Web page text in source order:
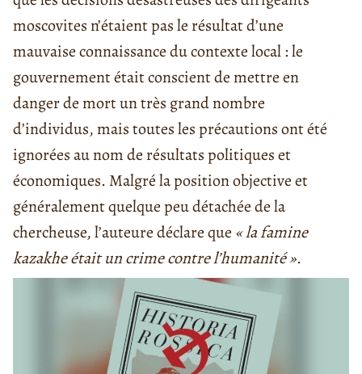
moscovites n’étaient pas le résultat d’une
mauvaise connaissance du contexte local : le
gouvernement était conscient de mettre en
danger de mort un très grand nombre
d’individus, mais toutes les précautions ont été
ignorées au nom de résultats politiques et
économiques. Malgré la position objective et
généralement quelque peu détachée de la
chercheuse, l’auteure déclare que « la famine
kazakhe était un crime contre l’humanité ».